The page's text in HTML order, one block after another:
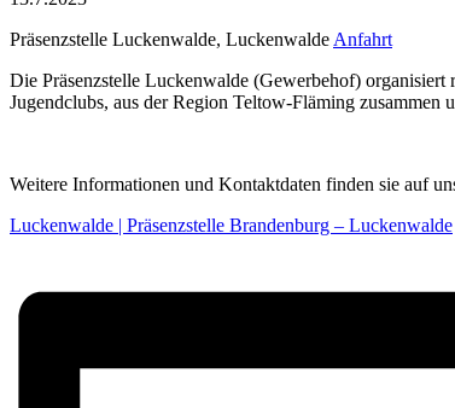
Präsenzstelle Luckenwalde, LuckenwaldeAnfahrt
Die Präsenzstelle Luckenwalde (Gewerbehof)
Jugendclubs, aus der Region Teltow-Fläming zusammen
Weitere Informationen und Kontaktdaten finden sie auf
Luckenwalde | Präsenzstelle Brandenburg – Luckenwalde